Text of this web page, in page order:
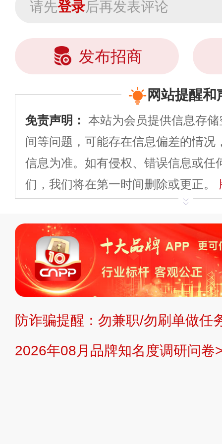
请先登录后再发表评论
发布招商
网站提醒和
免责声明： 本站为会员提供信息存
间等问题，可能存在信息偏差的情况
信息为准。如有侵权、错误信息或任
们，我们将在第一时间删除或更正。
平台自有内容（文字
标、LOGO 等）知识产权归本站所
复制、转载、商用。本站不生产产
不代理、不招商、不提供中介服务。
持投资购买的观点或意见，页面信息
提交说明： 快速提交发布>> 提交品
防诈骗提醒：勿兼职/勿刷单做任
2026年08月品牌知名度调研问卷